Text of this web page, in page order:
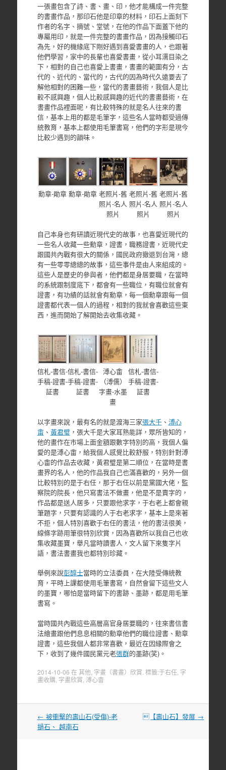
一張畫包含了詩、書、畫、印，他才能構成一件完整
的書畫作品，那印石他是印章的材料，印石上面刻下
作者的名字、摘號、堂號，在他的作品下面蓋下他的
專屬用印，就是一件完整的書畫作品，因為接觸印石
為先，好的機緣底下剛好遇到喜愛書畫的人，也跟著
他們學習，家中的長輩也喜愛書畫，從小耳濡目染之
下，相對的自己也喜愛上書畫，書畫的範圍有分，古
代的、近代的、當代的，古代的因為時代久遠要去了
解他相對的困難一些，當代的書畫藝術，我個人是比
較不感興趣，個人比較感興趣的近代的書畫藝術，在
書畫作品裡面呢，有比較特殊的就是名人往來的書
信，基本上用的都是毛筆字，這些名人當時都受過傳
統教育，基本上都使用毛筆書寫，他們的字形是現今
比較少遇到的韻味。
勳章-勛章 勳章-勛章 老照片-舊
照片-名人
照片
老照片-舊
照片-名人
照片
老照片-舊
照片-名人
照片
自己本身也有研讀近現代史的故事，也喜愛近現代的
一些名人收藏一些勳章，證書，職務證書，近現代史
跟國共內戰有很大的關係，國民政府撤退到台灣，總
有一些零零總總的故事，這些事件是由人來組成的。
這些人是歷史的參與者，他們都是身居要職，在當時
的系統跟制度底下，都會有一些職位，有職位就會有
證書，有功績的話就會有勳章，每一個勳章跟每一個
證書都代表一個人的過程，相對的我就會喜歡這些東
西，進而開始了解開始去收集收藏。
信札-書信-
手稿-證書-
証書
信札-書信-
手稿-證書-
証書
溥心畬
（溥儒）
字畫-水墨
畫
信札-書信-
手稿-證書-
証書
以字畫來說，最有名的就是渡海三家張大千、 溥心
畬、 黃君璧，張大千是大家耳熟能詳，眾所皆知的，
他的畫作在市場上面金額跟數字特別的高，我個人偏
愛的是溥心畬，給我個人感覺比較舒服，特別針對溥
心畬的作品去收藏，黃君璧是第二順位，在當時是書
畫界的名人，他的作品我自己也滿喜歡的，另外一個
比較特別的是于右任，那于右任以前是黨國大佬，監
察院的院長，他只寫書法不做畫，他是不是賣字的，
作品都是送人居多，只要跟他求字，于右老上都會親
筆題字，只要有認識的人于右老求字，基本上是來著
不拒，個人特別喜歡于右任的書法，他的書法很美，
線條字跡用筆很特別欣賞，因為喜歡所以我自己也收
集收藏墨寶，舉凡當時讀書人，文人留下來隻字片
語，書法書畫我也都特別珍藏。
舉例來說彭醇士當時的立法委員，在大陸受傳統教
育，平時上課都使用毛筆書寫，自然會留下這些文人
的墨寶，哪怕是當時留下的書跡、墨跡，都是用毛筆
書寫。
當時國共內戰這些高層高官身居要職的，往來書信書
法繪畫跟他們息息相關的勳章他們的職位證書、勳章
證書，這些我個人都非常喜歡，最近在因緣際會之
下，收到了幾件國民黨元老張群的墨跡(笑)。
2014-10-06 在 其他, 字畫（書畫）欣賞. 標籤:于右任, 字
畫收購, 字畫欣賞, 溥心畬
文
章
← 被衝擊的壽山石(受傷)-老
撾石、 越南石
【壽山石】發展 →